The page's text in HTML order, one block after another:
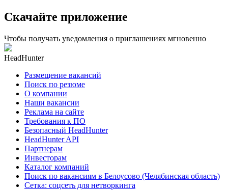
Скачайте приложение
Чтобы получать уведомления о приглашениях мгновенно
HeadHunter
Размещение вакансий
Поиск по резюме
О компании
Наши вакансии
Реклама на сайте
Требования к ПО
Безопасный HeadHunter
HeadHunter API
Партнерам
Инвесторам
Каталог компаний
Поиск по вакансиям в Белоусово (Челябинская область)
Сетка: соцсеть для нетворкинга